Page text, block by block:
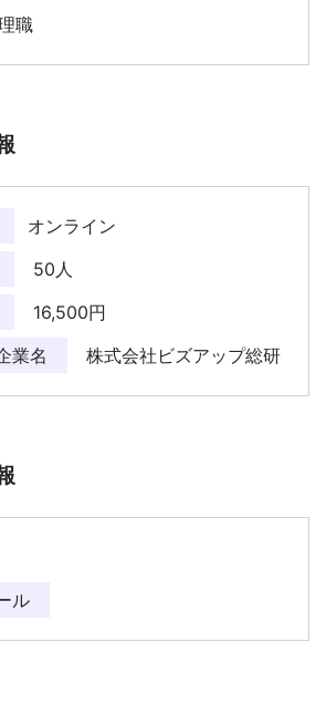
職
オンライン
50人
16,500円
業名
株式会社ビズアップ総研
ル